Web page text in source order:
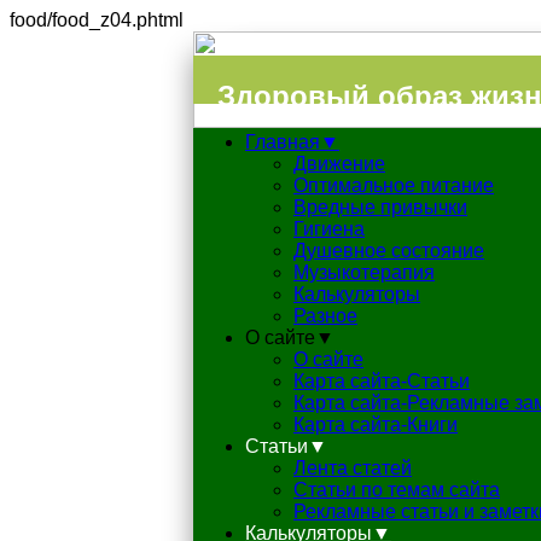
food/food_z04.phtml
Здоровый образ
Главная▼
Движение
Оптимальное питание
Вредные привычки
Гигиена
Душевное состояние
Музыкотерапия
Калькуляторы
Разное
О сайте▼
О сайте
Карта сайта-Статьи
Карта сайта-Рекламные
Карта сайта-Книги
Статьи▼
Лента статей
Статьи по темам сайта
Рекламные статьи и
Калькуляторы▼